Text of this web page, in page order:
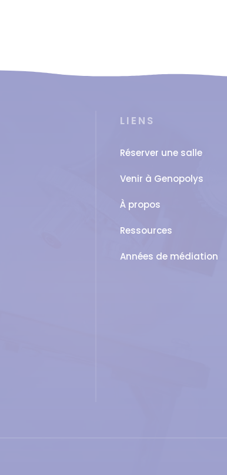
LIENS
Réserver une salle
Venir à Genopolys
À propos
Ressources
Années de médiation